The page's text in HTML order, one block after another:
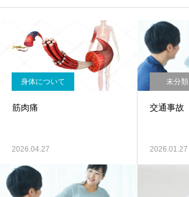
膝痛
身体について
筋肉痛
2026.04.27
未分類
交通事故
2026.01.27